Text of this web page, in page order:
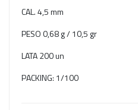
CAL. 4,5 mm
PESO 0,68 g / 10,5 gr
LATA 200 un
PACKING: 1/100